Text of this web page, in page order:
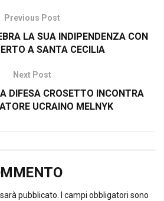
Previous Post
LA SUA INDIPENDENZA CON
A SANTA CECILIA
Next Post
DIFESA CROSETTO INCONTRA
UCRAINO MELNYK
pubblicato. I campi obbligatori sono